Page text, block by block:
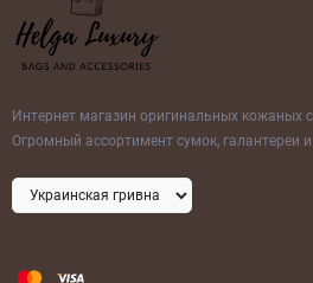
Интернет магазин оригинальных кожаных
Огромный ассортимент сумок, галантереи и